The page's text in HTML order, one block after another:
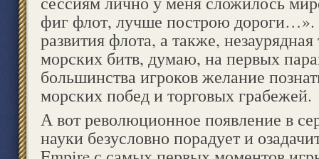
фиг флот, лучше построю
развития флота, а также,
морских битв, думаю, на первых
большинства игроков желание
морских побед и торговых грабежей.
А вот революционное появление в
науки безусловно порадует и